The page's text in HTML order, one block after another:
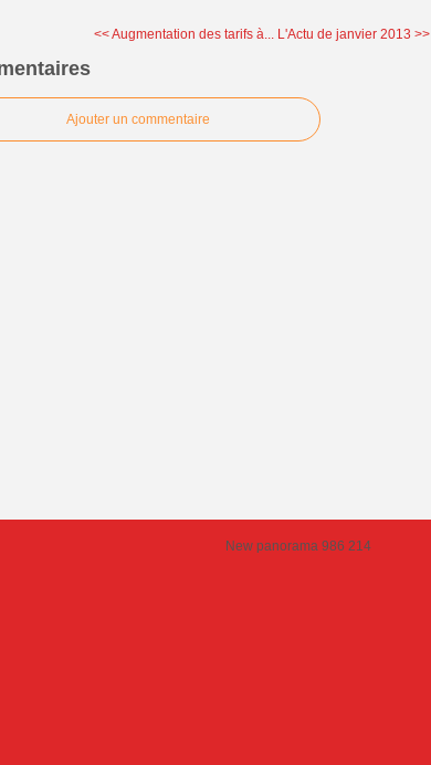
<< Augmentation des tarifs à... L'Actu de janvier 2013 >>
Ajouter un commentaire